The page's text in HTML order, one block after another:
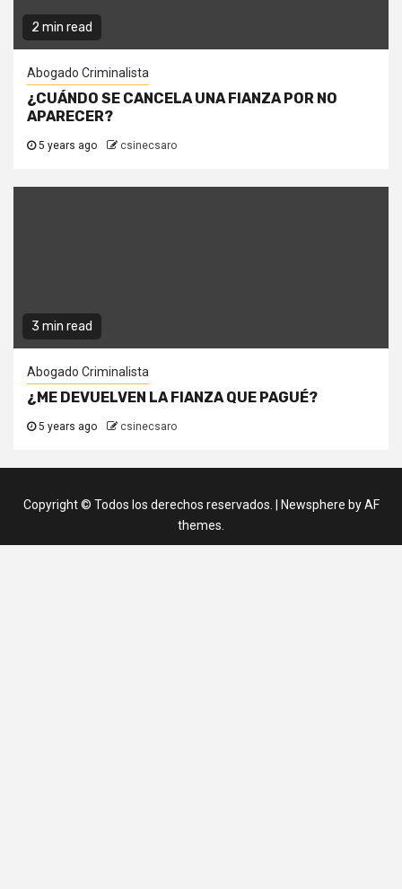
2 min read
Abogado Criminalista
¿CUÁNDO SE CANCELA UNA FIANZA POR NO
APARECER?
5 years ago csinecsaro
3 min read
Abogado Criminalista
¿ME DEVUELVEN LA FIANZA QUE PAGUÉ?
5 years ago csinecsaro
Copyright © Todos los derechos reservados. Newsphere by AF
themes.